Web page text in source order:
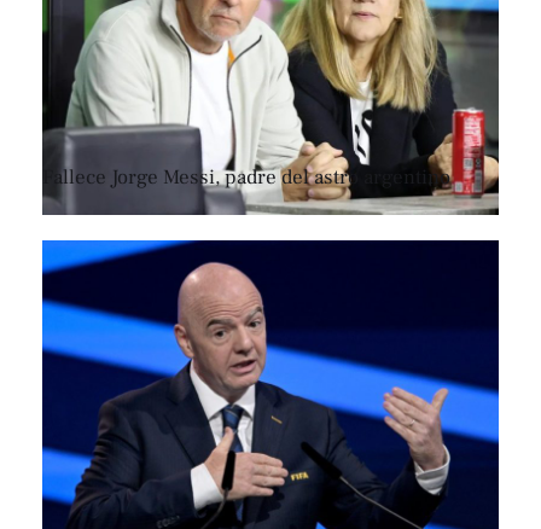
Fallece Jorge Messi, padre del astro argentino